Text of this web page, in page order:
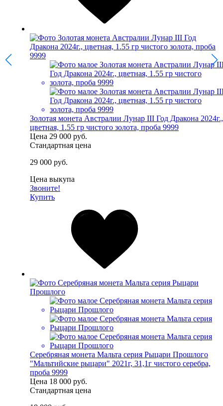
Золотая монета Австралии Лунар III Год Дракона 2024г.,
цветная, 1.55 гр чистого золота, проба 9999
Цена 29 000 руб.
Стандартная цена
29 000 руб.
Цена выкупа
Звоните!
Купить
Серебряная монета Мальта серия Рыцари Прошлого
"Мальтийские рыцари" 2021г, 31,1г чистого серебра,
проба 9999
Цена 18 000 руб.
Стандартная цена